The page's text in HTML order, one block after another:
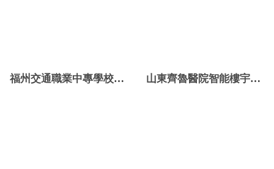
福州交通職業中專學校樓宇自控項目 山東齊魯醫院智能樓宇自控係統項目